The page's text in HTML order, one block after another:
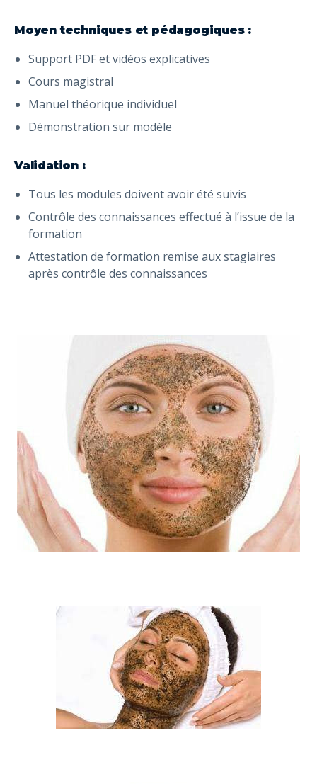
Moyen techniques et pédagogiques :
Support PDF et vidéos explicatives
Cours magistral
Manuel théorique individuel
Démonstration sur modèle
Validation :
Tous les modules doivent avoir été suivis
Contrôle des connaissances effectué à l’issue de la
formation
Attestation de formation remise aux stagiaires
après contrôle des connaissances